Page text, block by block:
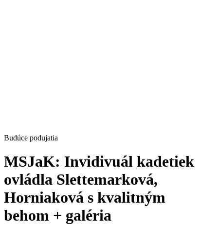
Budúce podujatia
MSJaK: Invidivuál kadetiek
ovládla Slettemarková,
Horniaková s kvalitným
behom + galéria